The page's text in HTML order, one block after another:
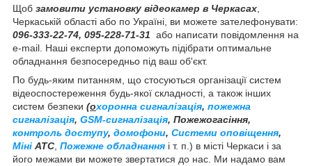
Щоб замовити установку відеокамер в Черкасах,
Черкаській області або по Україні, ви можете зателефонувати:
096-333-22-74, 095-228-71-31 або написати повідомлення на
e-mail. Наші експерти допоможуть підібрати оптимальне
обладнання безпосередньо під ваш об'єкт.
По будь-яким питанням, що стосуються організації систем
відеоспостереження будь-якої складності, а також інших
систем безпеки (охоронна сигналізація, пожежна
сигналізація, GSM-сигналізація, Пожежогасіння,
контроль доступу, домофони, Системи оповіщення,
Міні АТС, Пожежне обладнання і т. п.) в місті Черкаси і за
його межами ви можете звертатися до нас. Ми надамо вам